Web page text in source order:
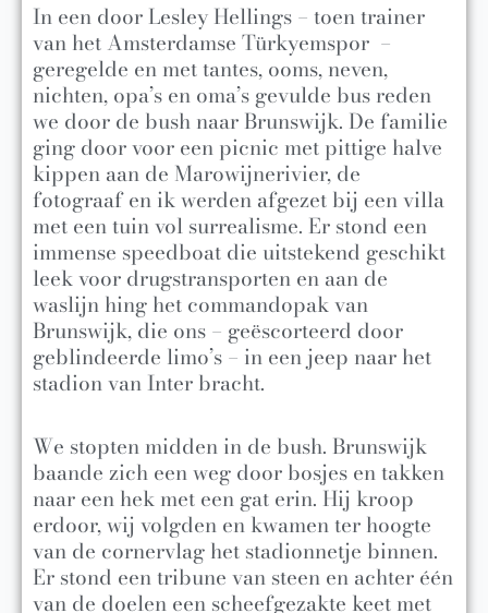
In een door Lesley Hellings – toen trainer
van het Amsterdamse Türkyemspor –
geregelde en met tantes, ooms, neven,
nichten, opa’s en oma’s gevulde bus reden
we door de bush naar Brunswijk. De familie
ging door voor een picnic met pittige halve
kippen aan de Marowijnerivier, de
fotograaf en ik werden afgezet bij een villa
met een tuin vol surrealisme. Er stond een
immense speedboat die uitstekend geschikt
leek voor drugstransporten en aan de
waslijn hing het commandopak van
Brunswijk, die ons – geëscorteerd door
geblindeerde limo’s – in een jeep naar het
stadion van Inter bracht.
We stopten midden in de bush. Brunswijk
baande zich een weg door bosjes en takken
naar een hek met een gat erin. Hij kroop
erdoor, wij volgden en kwamen ter hoogte
van de cornervlag het stadionnetje binnen.
Er stond een tribune van steen en achter één
van de doelen een scheefgezakte keet met